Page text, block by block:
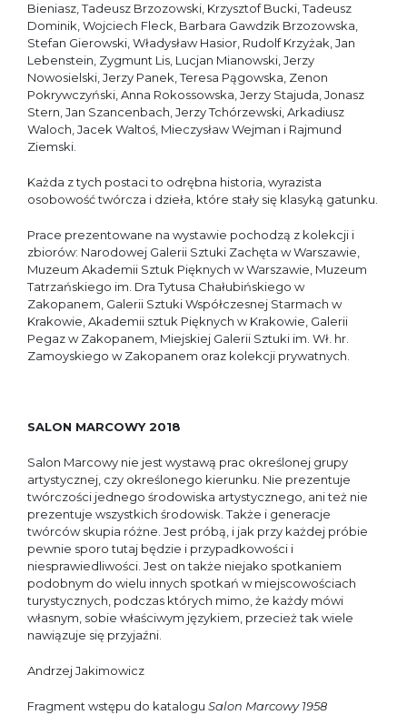
Bieniasz, Tadeusz Brzozowski, Krzysztof Bucki, Tadeusz
Dominik, Wojciech Fleck, Barbara Gawdzik Brzozowska,
Stefan Gierowski, Władysław Hasior, Rudolf Krzyżak, Jan
Lebenstein, Zygmunt Lis, Lucjan Mianowski, Jerzy
Nowosielski, Jerzy Panek, Teresa Pągowska, Zenon
Pokrywczyński, Anna Rokossowska, Jerzy Stajuda, Jonasz
Stern, Jan Szancenbach, Jerzy Tchórzewski, Arkadiusz
Waloch, Jacek Waltoś, Mieczysław Wejman i Rajmund
Ziemski.
Każda z tych postaci to odrębna historia, wyrazista
osobowość twórcza i dzieła, które stały się klasyką gatunku.
Prace prezentowane na wystawie pochodzą z kolekcji i
zbiorów: Narodowej Galerii Sztuki Zachęta w Warszawie,
Muzeum Akademii Sztuk Pięknych w Warszawie, Muzeum
Tatrzańskiego im. Dra Tytusa Chałubińskiego w
Zakopanem, Galerii Sztuki Współczesnej Starmach w
Krakowie, Akademii sztuk Pięknych w Krakowie, Galerii
Pegaz w Zakopanem, Miejskiej Galerii Sztuki im. Wł. hr.
Zamoyskiego w Zakopanem oraz kolekcji prywatnych.
SALON MARCOWY 2018
Salon Marcowy nie jest wystawą prac określonej grupy
artystycznej, czy określonego kierunku. Nie prezentuje
twórczości jednego środowiska artystycznego, ani też nie
prezentuje wszystkich środowisk. Także i generacje
twórców skupia różne. Jest próbą, i jak przy każdej próbie
pewnie sporo tutaj będzie i przypadkowości i
niesprawiedliwości. Jest on także niejako spotkaniem
podobnym do wielu innych spotkań w miejscowościach
turystycznych, podczas których mimo, że każdy mówi
własnym, sobie właściwym językiem, przecież tak wiele
nawiązuje się przyjaźni.
Andrzej Jakimowicz
Fragment wstępu do katalogu Salon Marcowy 1958